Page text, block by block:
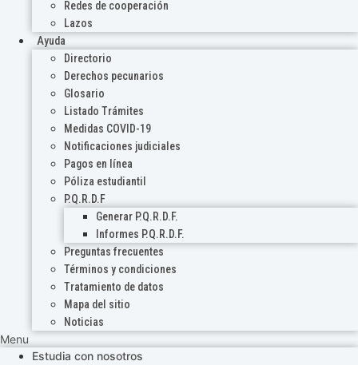
Redes de cooperación
Lazos
Ayuda
Directorio
Derechos pecunarios
Glosario
Listado Trámites
Medidas COVID-19
Notificaciones judiciales
Pagos en línea
Póliza estudiantil
P.Q.R.D.F
Generar P.Q.R.D.F.
Informes P.Q.R.D.F.
Preguntas frecuentes
Términos y condiciones
Tratamiento de datos
Mapa del sitio
Noticias
Menu
Estudia con nosotros